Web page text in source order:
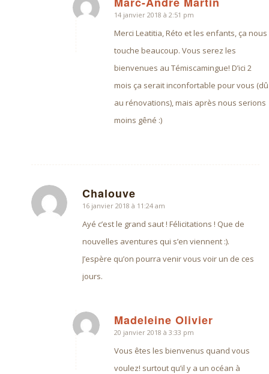
dit
14 janvier 2018 à 2:51 pm
Merci Leatitia, Réto et les enfants, ça nous
touche beaucoup. Vous serez les
bienvenues au Témiscamingue! D’ici 2
mois ça serait inconfortable pour vous (dû
au rénovations), mais après nous serions
moins gêné :)
Chalouve
dit
16 janvier 2018 à 11:24 am
Ayé c’est le grand saut ! Félicitations ! Que de
nouvelles aventures qui s’en viennent :).
J’espère qu’on pourra venir vous voir un de ces
jours.
Madeleine Olivier
dit
20 janvier 2018 à 3:33 pm
Vous êtes les bienvenus quand vous
voulez! surtout qu’il y a un océan à